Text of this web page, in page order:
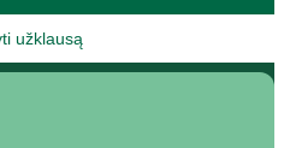
užklausą